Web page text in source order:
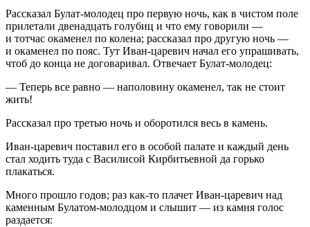
Рассказал Булат-молодец про первую ночь, как в чистом поле
прилетали двенадцать голубиц и что ему говорили —
и тотчас окаменел по колена; рассказал про другую ночь —
и окаменел по пояс. Тут Иван-царевич начал его упрашивать,
чтоб до конца не договаривал. Отвечает Булат-молодец:
— Теперь все равно — наполовину окаменел, так не стоит
жить!
Рассказал про третью ночь и оборотился весь в камень.
Иван-царевич поставил его в особой палате и каждый день
стал ходить туда с Василисой Кирбитьевной да горько
плакаться.
Много прошло годов; раз как-то плачет Иван-царевич над
каменным Булатом-молодцом и слышит — из камня голос
раздается: